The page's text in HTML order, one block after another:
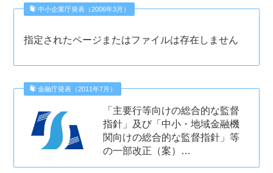
中小企業庁発表（2006年3月）
指定されたページまたはファイルは存在しません
金融庁発表（2011年7月）
「主要行等向けの総合的な監督
指針」及び「中小・地域金融機
関向けの総合的な監督指針」等
の一部改正（案）…